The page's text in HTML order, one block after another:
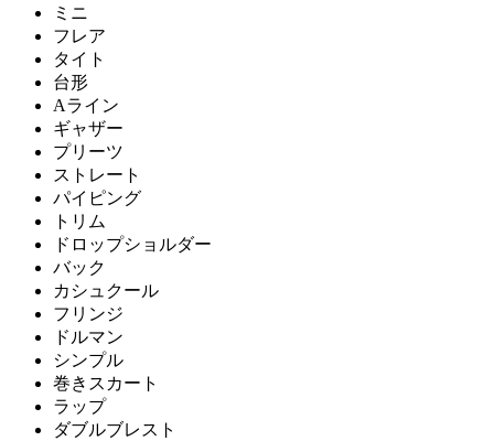
ミニ
フレア
タイト
台形
Aライン
ギャザー
プリーツ
ストレート
パイピング
トリム
ドロップショルダー
バック
カシュクール
フリンジ
ドルマン
シンプル
巻きスカート
ラップ
ダブルブレスト